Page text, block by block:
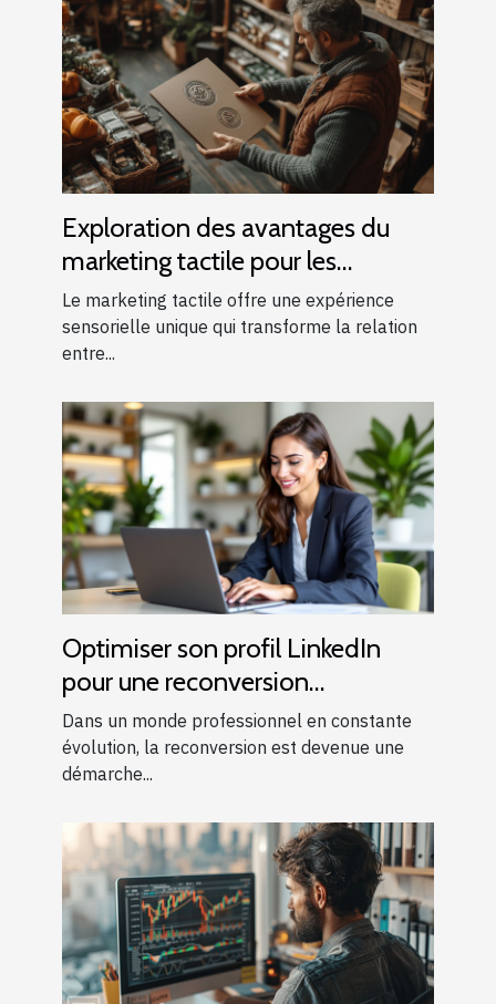
Exploration des avantages du
marketing tactile pour les
entreprises locales
Le marketing tactile offre une expérience
sensorielle unique qui transforme la relation
entre...
Optimiser son profil LinkedIn
pour une reconversion
professionnelle réussie
Dans un monde professionnel en constante
évolution, la reconversion est devenue une
démarche...